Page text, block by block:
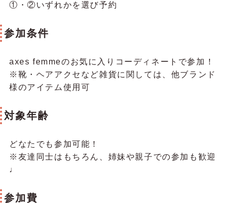
①・②いずれかを選び予約
参加条件
axes femmeのお気に入りコーディネートで参加！
※靴・ヘアアクセなど雑貨に関しては、他ブランド
様のアイテム使用可
対象年齢
どなたでも参加可能！
※友達同士はもちろん、姉妹や親子での参加も歓迎
♩
参加費